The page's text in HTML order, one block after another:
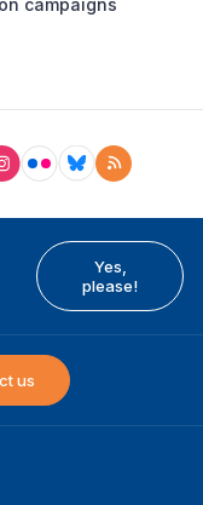
campaigns
Yes,
please!
us